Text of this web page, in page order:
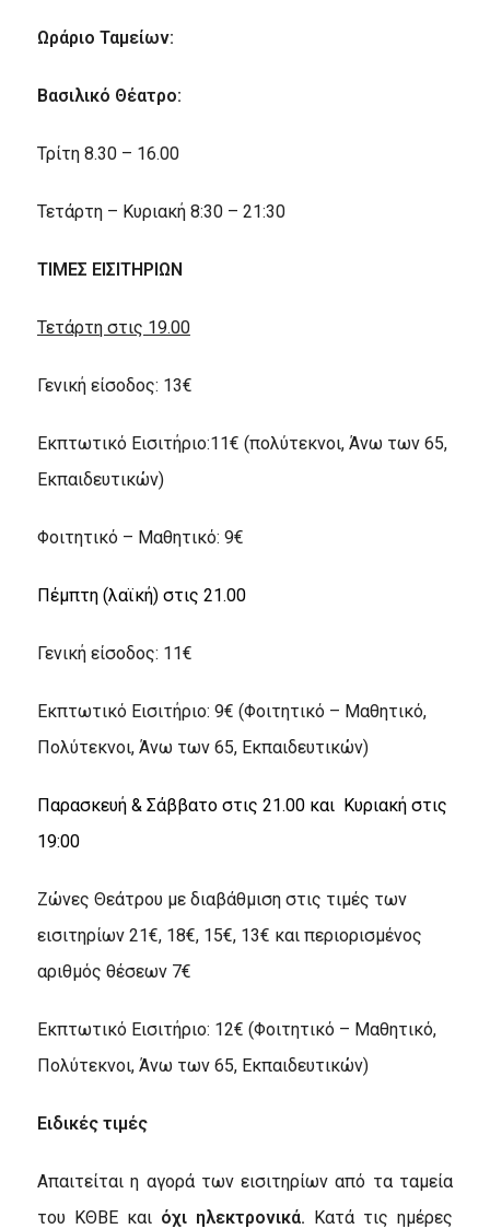
Ωράριο Ταμείων:
Βασιλικό Θέατρο:
Τρίτη 8.30 – 16.00
Τετάρτη – Κυριακή 8:30 – 21:30
ΤΙΜΕΣ ΕΙΣΙΤΗΡΙΩΝ
Τετάρτη στις 19.00
Γενική είσοδος: 13€
Εκπτωτικό Εισιτήριο:11€ (πολύτεκνοι, Άνω των 65,
Εκπαιδευτικών)
Φοιτητικό – Μαθητικό: 9€
Πέμπτη (λαϊκή) στις 21.00
Γενική είσοδος: 11€
Εκπτωτικό Εισιτήριο: 9€ (Φοιτητικό – Μαθητικό,
Πολύτεκνοι, Άνω των 65, Εκπαιδευτικών)
Παρασκευή & Σάββατο στις 21.00 και Κυριακή στις
19:00
Ζώνες Θεάτρου με διαβάθμιση στις τιμές των
εισιτηρίων 21€, 18€, 15€, 13€ και περιορισμένος
αριθμός θέσεων 7€
Εκπτωτικό Εισιτήριο: 12€ (Φοιτητικό – Μαθητικό,
Πολύτεκνοι, Άνω των 65, Εκπαιδευτικών)
Ειδικές τιμές
Απαιτείται η αγορά των εισιτηρίων από τα ταμεία
του ΚΘΒΕ και όχι ηλεκτρονικά. Κατά τις ημέρες